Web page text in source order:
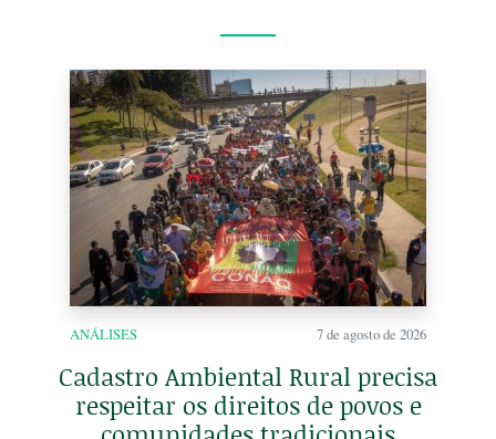
ANÁLISES 7 de agosto de 2026
Cadastro Ambiental Rural precisa
respeitar os direitos de povos e